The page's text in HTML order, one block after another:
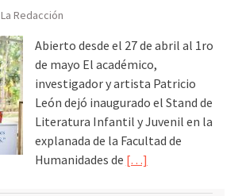
La Redacción
Abierto desde el 27 de abril al 1ro
de mayo El académico,
investigador y artista Patricio
León dejó inaugurado el Stand de
Literatura Infantil y Juvenil en la
explanada de la Facultad de
Humanidades de […]